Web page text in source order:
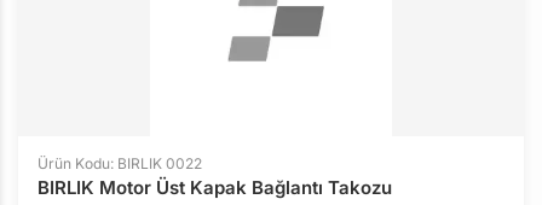
Ürün Kodu: BIRLIK 0022
BIRLIK Motor Üst Kapak Bağlantı Takozu